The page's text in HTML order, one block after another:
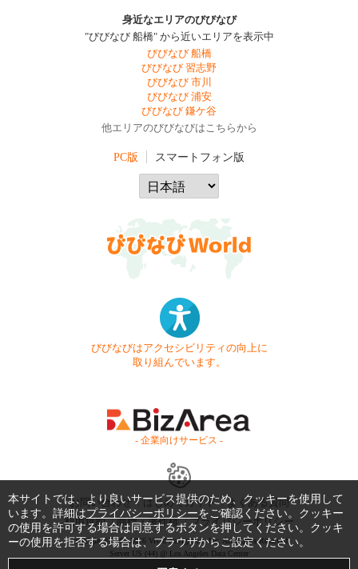
身近なエリアのびびなび
"びびなび 船橋" から近いエリアを表示中
びびなび 船橋
びびなび 習志野
びびなび 市川
びびなび 浦安
びびなび 鎌ケ谷
他エリアのびびなびはこちらから
PC版 スマートフォン版
びびなびはアクセシビリティの向上に
取り組んでいます。
- 企業向けサービス -
お問い合わせ はじめてガイド
よくある質問
利用規約
商標・著作権 プライバシーポリシー
Copyright © 1999-2026 Vivid Navigation, Inc. All Rights Reserved.
Server US (44) @ Los Angeles Data Center
本サイトでは、より良いサービス提供のため、クッキーを使用して
います。詳細はプライバシーポリシーをご確認ください。クッキー
の使用を許可する場合は同意するボタンを押してください。クッキ
ーの使用を拒否する場合は、ブラウザからご設定ください。